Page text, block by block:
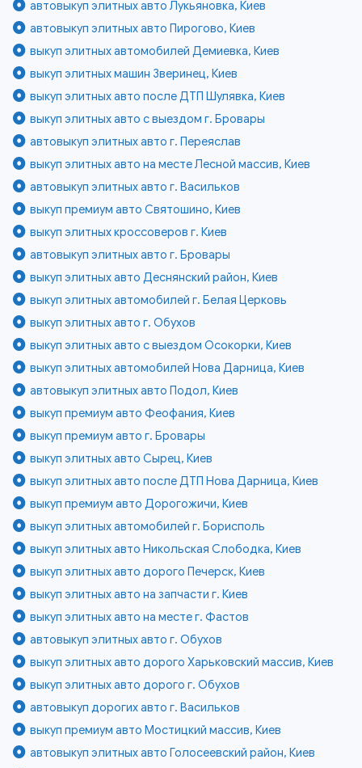
автовыкуп элитных авто Лукьяновка, Киев
автовыкуп элитных авто Пирогово, Киев
выкуп элитных автомобилей Демиевка, Киев
выкуп элитных машин Зверинец, Киев
выкуп элитных авто после ДТП Шулявка, Киев
выкуп элитных авто с выездом г. Бровары
автовыкуп элитных авто г. Переяслав
выкуп элитных авто на месте Лесной массив, Киев
автовыкуп элитных авто г. Васильков
выкуп премиум авто Святошино, Киев
выкуп элитных кроссоверов г. Киев
автовыкуп элитных авто г. Бровары
выкуп элитных авто Деснянский район, Киев
выкуп элитных автомобилей г. Белая Церковь
выкуп элитных авто г. Обухов
выкуп элитных авто с выездом Осокорки, Киев
выкуп элитных автомобилей Нова Дарница, Киев
автовыкуп элитных авто Подол, Киев
выкуп премиум авто Феофания, Киев
выкуп премиум авто г. Бровары
выкуп элитных авто Сырец, Киев
выкуп элитных авто после ДТП Нова Дарница, Киев
выкуп премиум авто Дорогожичи, Киев
выкуп элитных автомобилей г. Борисполь
выкуп элитных авто Никольская Слободка, Киев
выкуп элитных авто дорого Печерск, Киев
выкуп элитных авто на запчасти г. Киев
выкуп элитных авто на месте г. Фастов
автовыкуп элитных авто г. Обухов
выкуп элитных авто дорого Харьковский массив, Киев
выкуп элитных авто дорого г. Обухов
автовыкуп дорогих авто г. Васильков
выкуп премиум авто Мостицкий массив, Киев
автовыкуп элитных авто Голосеевский район, Киев